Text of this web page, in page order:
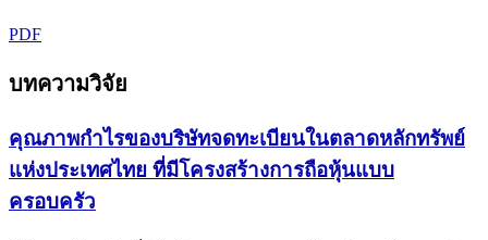
PDF
บทความวิจัย
คุณภาพกำไรของบริษัทจดทะเบียนในตลาดหลักทรัพย์
แห่งประเทศไทย ที่มีโครงสร้างการถือหุ้นแบบ
ครอบครัว